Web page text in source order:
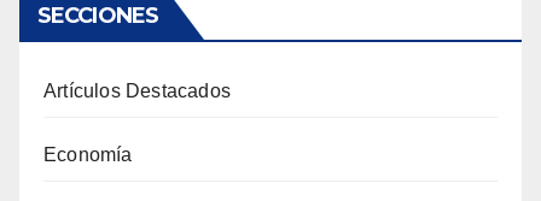
SECCIONES
Artículos Destacados
Economía